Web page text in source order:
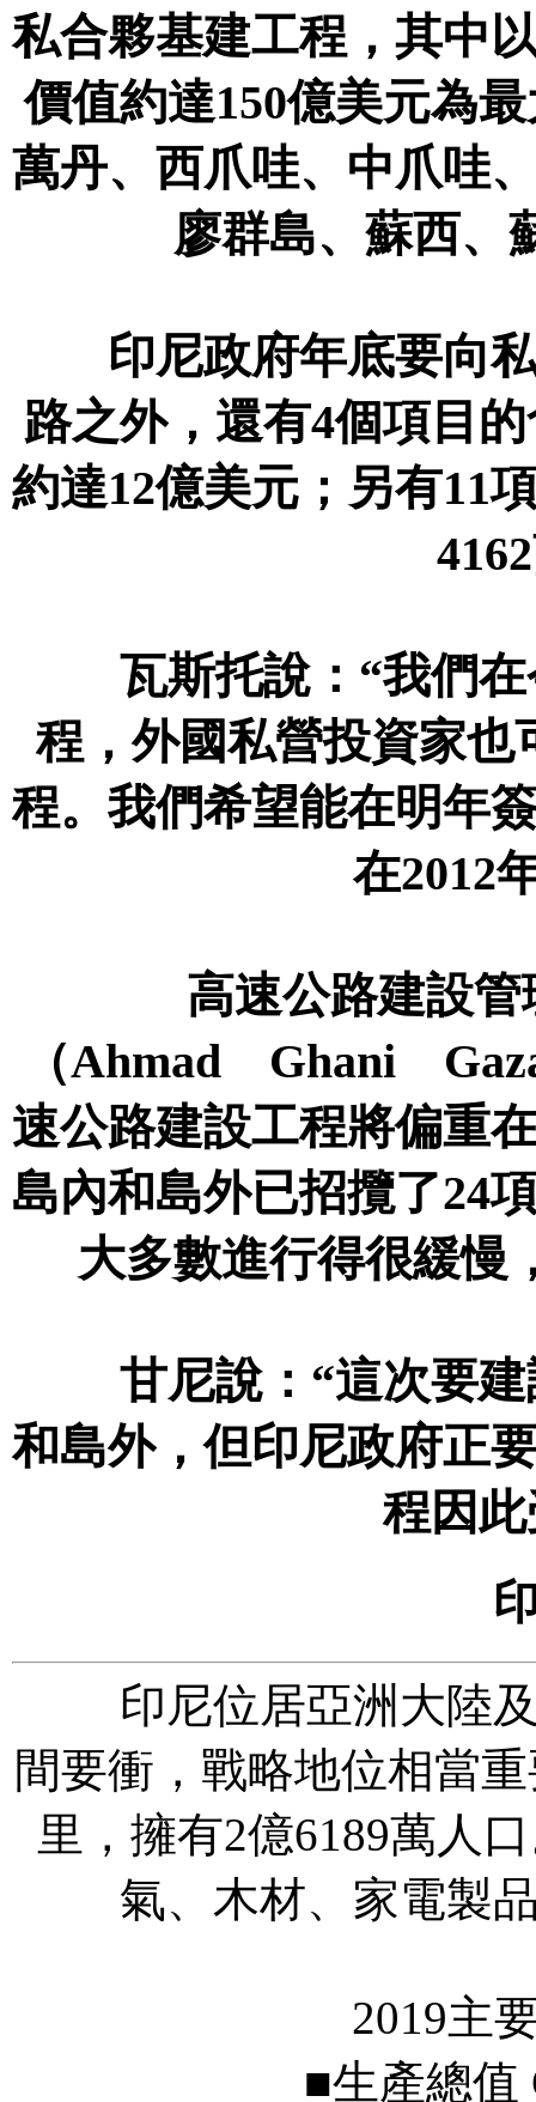
私合夥基建工程，其中
價值約達150億美元為
萬丹、西爪哇、中爪哇
廖群島、蘇西、
印尼政府年底要向私
路之外，還有4個項目
約達12億美元；另有11
瓦斯托說：“我們在
程，外國私營投資家也
程。我們希望能在明年
在2012
高速公路建設管
（Ahmad Ghani
速公路建設工程將偏重
島內和島外已招攬了24
大多數進行得很緩慢
甘尼說：“這次要建
和島外，但印尼政府正
程因
印尼位居亞洲大陸及
間要衝，戰略地位相當
里，擁有2億6189萬人
氣、木材、家電製
2019主要
■生產總值